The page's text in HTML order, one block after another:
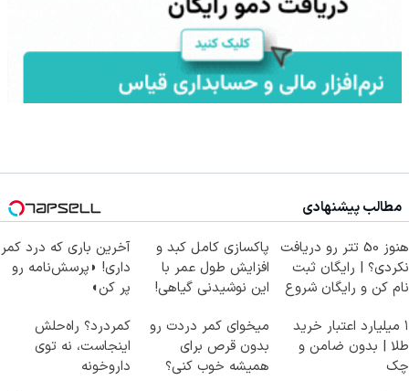
مطالب پیشنهادی
هنوز 50 تتر رو دریافت
نکردی؟ | رایگان ثبت
نام کن و رایگان شروع
پاکسازی کامل کبد و
افزایش طول عمر با
این نوشیدنی گیاهی!
آخرین باری که درد کمر
داری! ◗پرسش‌نامه رو
پر کن◖
۱ میلیارد اعتبار خرید
طلا | بدون ضامن و
چک
میخوای کمر دردت رو
بدون قرص برای
همیشه خوب کنی؟
کمردرد؟ راه‌حلش
اینجاست، نه توی
داروخونه